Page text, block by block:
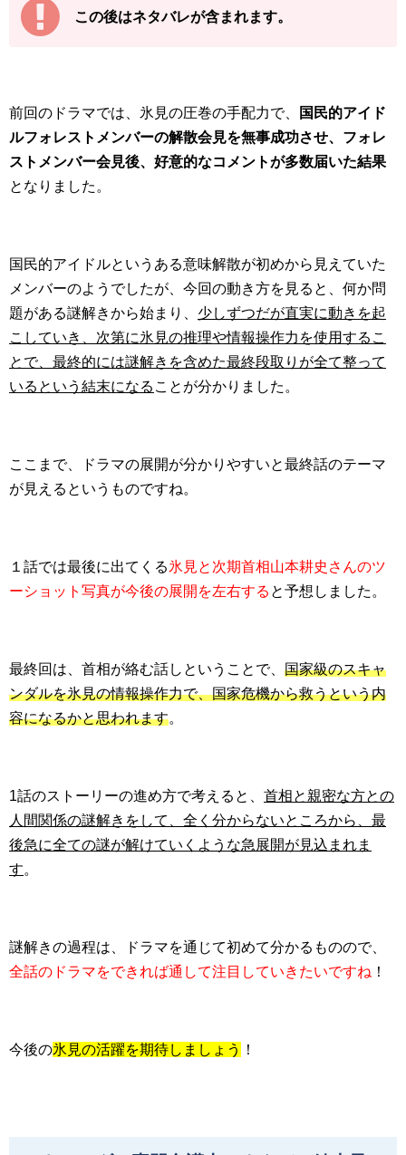
この後はネタバレが含まれます。
前回のドラマでは、氷見の圧巻の手配力で、
国民的アイド
ルフォレストメンバーの解散会見を無事成功させ、フォレ
ストメンバー会見後、好意的なコメントが多数届いた結果
となりました。
国民的アイドルというある意味解散が初めから見えていた
メンバーのようでしたが、今回の動き方を見ると、何か問
題がある謎解きから始まり、 少しずつだが直実に動きを起
こしていき、次第に氷見の推理や情報操作力を使用するこ
とで、最終的には謎解きを含めた最終段取りが全て整って
いるという結末になる ことが分かりました。
ここまで、ドラマの展開が分かりやすいと最終話のテーマ
が見えるというものですね。
１話では最後に出てくる氷見と次期首相山本耕史さんのツ
ーショット写真が今後の展開を左右する と予想しました。
最終回は、首相が絡む話しということで、 国家級のスキャ
ンダルを氷見の情報操作力で、国家危機から救うという内
容になるかと思われます。
1話のストーリーの進め方で考えると、 首相と親密な方との
人間関係の謎解きをして、全く分からないところから、最
後急に全ての謎が解けていくような急展開が見込まれま
す。
謎解きの過程は、ドラマを通じて初めて分かるものので、
全話のドラマをできれば通して注目していきたいですね ！
今後の氷見の活躍を期待しましょう ！